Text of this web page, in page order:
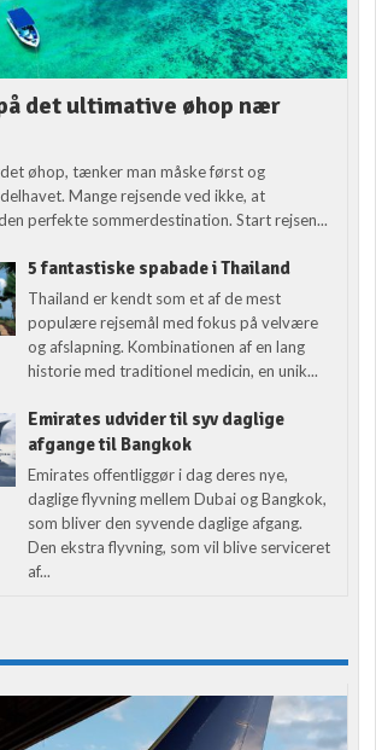
det ultimative øhop nær
øhop, tænker man måske først og
Mange rejsende ved ikke, at
perfekte sommerdestination. Start rejsen...
5 fantastiske spabade i Thailand
Thailand er kendt som et af de mest
populære rejsemål med fokus på velvære
og afslapning. Kombinationen af en lang
historie med traditionel medicin, en unik...
Emirates udvider til syv daglige
afgange til Bangkok
Emirates offentliggør i dag deres nye,
daglige flyvning mellem Dubai og Bangkok,
som bliver den syvende daglige afgang.
Den ekstra flyvning, som vil blive serviceret
af...